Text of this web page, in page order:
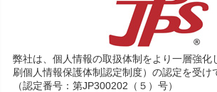
弊社は、個人情報の取扱体制をより一層強化
刷個人情報保護体制認定制度）の認定を受け
（認定番号：第JP300202（５）号）